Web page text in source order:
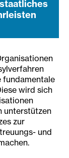
fundamentale
wird sich
unterstützen
zur
und